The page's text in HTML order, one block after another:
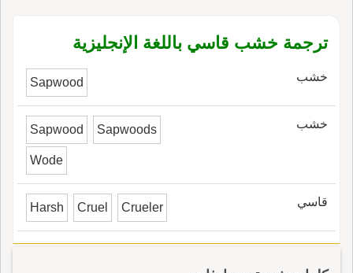
ترجمة خشب قاسي باللغة الإنجليزية
خشب Sapwood
خشب Sapwood Sapwoods
Wode
قاسي Harsh Cruel Crueler